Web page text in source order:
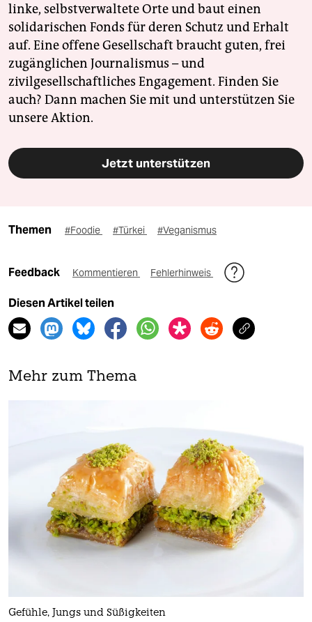
linke, selbstverwaltete Orte und baut einen
solidarischen Fonds für deren Schutz und Erhalt
auf. Eine offene Gesellschaft braucht guten, frei
zugänglichen Journalismus – und
zivilgesellschaftliches Engagement. Finden Sie
auch? Dann machen Sie mit und unterstützen Sie
unsere Aktion.
Jetzt unterstützen
Themen #Foodie #Türkei #Veganismus
Feedback Kommentieren Fehlerhinweis
Diesen Artikel teilen
Mehr zum Thema
Gefühle, Jungs und Süßigkeiten